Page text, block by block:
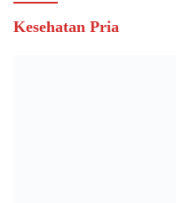
Kesehatan Pria